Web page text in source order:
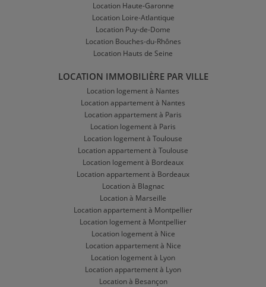
Location Haute-Garonne
Location Loire-Atlantique
Location Puy-de-Dome
Location Bouches-du-Rhônes
Location Hauts de Seine
LOCATION IMMOBILIÈRE PAR VILLE
Location logement à Nantes
Location appartement à Nantes
Location appartement à Paris
Location logement à Paris
Location logement à Toulouse
Location appartement à Toulouse
Location logement à Bordeaux
Location appartement à Bordeaux
Location à Blagnac
Location à Marseille
Location appartement à Montpellier
Location logement à Montpellier
Location logement à Nice
Location appartement à Nice
Location logement à Lyon
Location appartement à Lyon
Location à Besançon